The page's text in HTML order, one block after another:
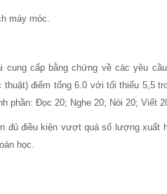
máy móc.
cung cấp bằng chứng về các yêu
thuật) điểm tổng 6.0 với tối thiểu 5,5
phần: Đọc 20; Nghe 20; Nói 20; Viết
đủ điều kiện vượt quá số lượng
học.